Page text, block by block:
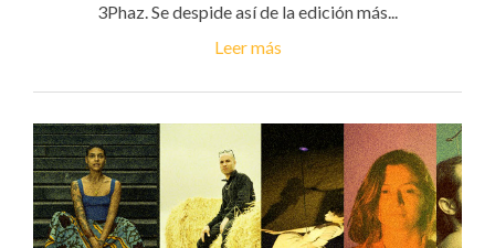
3Phaz. Se despide así de la edición más...
Leer más